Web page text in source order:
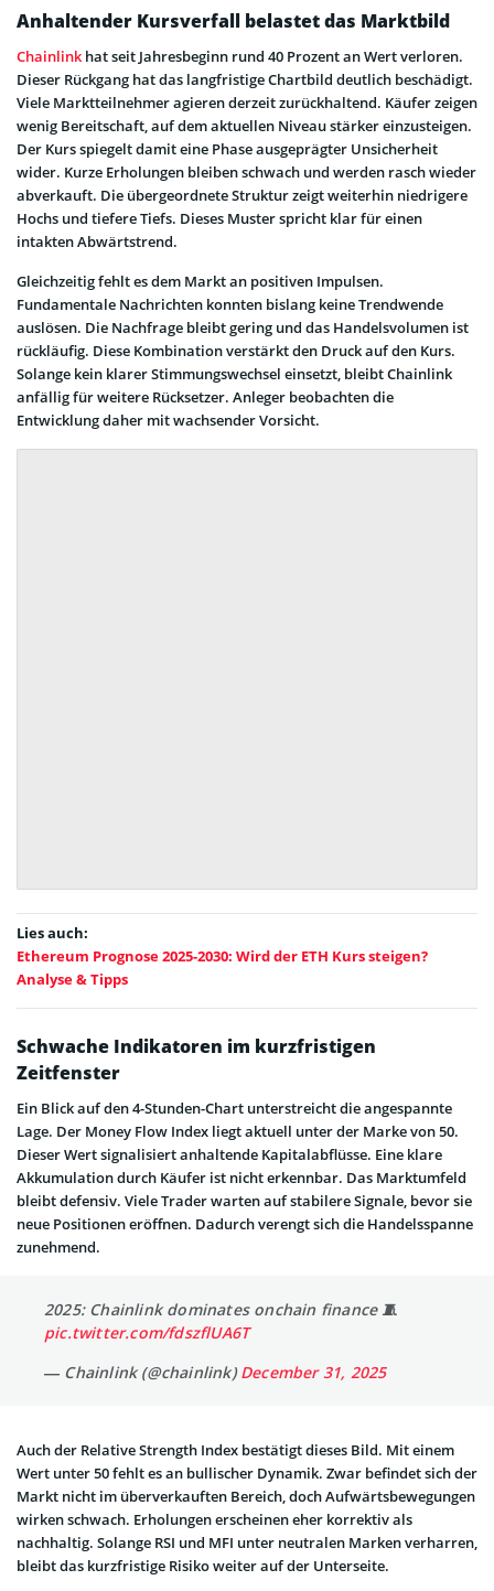
Anhaltender Kursverfall belastet das Marktbild
Chainlink hat seit Jahresbeginn rund 40 Prozent an Wert verloren.
Dieser Rückgang hat das langfristige Chartbild deutlich beschädigt.
Viele Marktteilnehmer agieren derzeit zurückhaltend. Käufer zeigen
wenig Bereitschaft, auf dem aktuellen Niveau stärker einzusteigen.
Der Kurs spiegelt damit eine Phase ausgeprägter Unsicherheit
wider. Kurze Erholungen bleiben schwach und werden rasch wieder
abverkauft. Die übergeordnete Struktur zeigt weiterhin niedrigere
Hochs und tiefere Tiefs. Dieses Muster spricht klar für einen
intakten Abwärtstrend.
Gleichzeitig fehlt es dem Markt an positiven Impulsen.
Fundamentale Nachrichten konnten bislang keine Trendwende
auslösen. Die Nachfrage bleibt gering und das Handelsvolumen ist
rückläufig. Diese Kombination verstärkt den Druck auf den Kurs.
Solange kein klarer Stimmungswechsel einsetzt, bleibt Chainlink
anfällig für weitere Rücksetzer. Anleger beobachten die
Entwicklung daher mit wachsender Vorsicht.
Lies auch:
Ethereum Prognose 2025-2030: Wird der ETH Kurs steigen?
Analyse & Tipps
Schwache Indikatoren im kurzfristigen
Zeitfenster
Ein Blick auf den 4-Stunden-Chart unterstreicht die angespannte
Lage. Der Money Flow Index liegt aktuell unter der Marke von 50.
Dieser Wert signalisiert anhaltende Kapitalabflüsse. Eine klare
Akkumulation durch Käufer ist nicht erkennbar. Das Marktumfeld
bleibt defensiv. Viele Trader warten auf stabilere Signale, bevor sie
neue Positionen eröffnen. Dadurch verengt sich die Handelsspanne
zunehmend.
2025: Chainlink dominates onchain finance 🧵
pic.twitter.com/fdszflUA6T
— Chainlink (@chainlink)December 31, 2025
Auch der Relative Strength Index bestätigt dieses Bild. Mit einem
Wert unter 50 fehlt es an bullischer Dynamik. Zwar befindet sich der
Markt nicht im überverkauften Bereich, doch Aufwärtsbewegungen
wirken schwach. Erholungen erscheinen eher korrektiv als
nachhaltig. Solange RSI und MFI unter neutralen Marken verharren,
bleibt das kurzfristige Risiko weiter auf der Unterseite.